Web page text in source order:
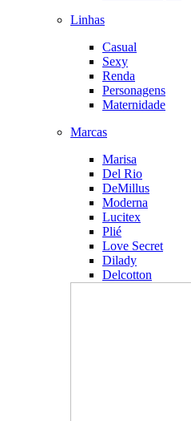
Linhas
Casual
Sexy
Renda
Personagens
Maternidade
Marcas
Marisa
Del Rio
DeMillus
Moderna
Lucitex
Plié
Love Secret
Dilady
Delcotton